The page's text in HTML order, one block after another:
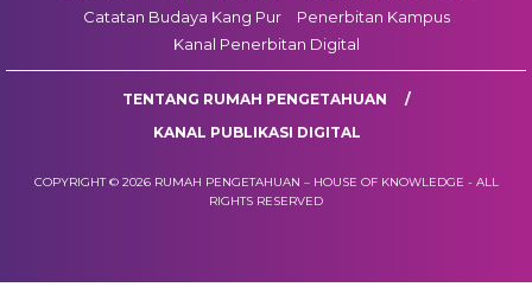
Catatan Budaya Kang Pur
Penerbitan Kampus
Kanal Penerbitan Digital
TENTANG RUMAH PENGETAHUAN
KANAL PUBLIKASI DIGITAL
COPYRIGHT © 2026 RUMAH PENGETAHUAN – HOUSE OF KNOWLEDGE - ALL
RIGHTS RESERVED